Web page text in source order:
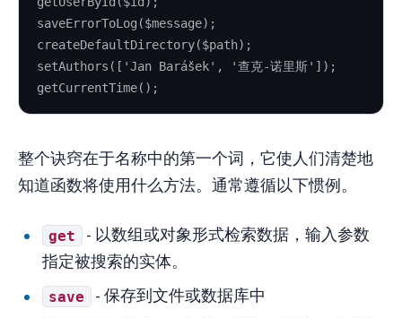
saveErrorToLog($message);
createDefaultDirectory($path);
setAuthors(['Jan Barášek', '查克-诺里斯']);
getCurrentTime();
整个诀窍在于名称中的第一个词，它使人们清楚地
知道函数将使用什么方法。通常遵循以下惯例。
get
- 以数组或对象形式检索数据，输入参数
指定被搜索的实体。
save - 保存到文件或数据库中